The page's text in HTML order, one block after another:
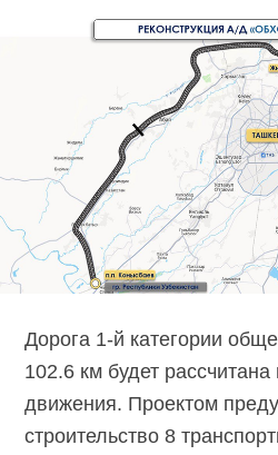
Дорога 1-й категории
102.6 км будет
движения. Проектом
строительство 8